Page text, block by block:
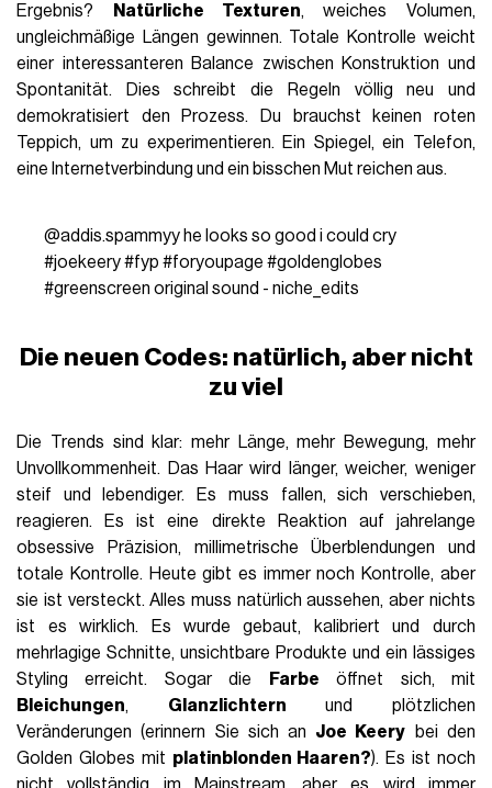
Ergebnis?
Natürliche Texturen, weiches Volumen,
ungleichmäßige Längen gewinnen. Totale Kontrolle weicht
einer interessanteren Balance zwischen Konstruktion und
Spontanität. Dies schreibt die Regeln völlig neu und
demokratisiert den Prozess. Du brauchst keinen roten
Teppich, um zu experimentieren. Ein Spiegel, ein Telefon,
eine Internetverbindung und ein bisschen Mut reichen aus.
@addis.spammyyhe looks so good i could cry
#joekeery#fyp #foryoupage #goldenglobes
#greenscreen original sound - niche_edits
Die neuen Codes: natürlich, aber nicht
zu viel
Die Trends sind klar: mehr Länge, mehr Bewegung, mehr
Unvollkommenheit. Das Haar wird länger, weicher, weniger
steif und lebendiger. Es muss fallen, sich verschieben,
reagieren. Es ist eine direkte Reaktion auf jahrelange
obsessive Präzision, millimetrische Überblendungen und
totale Kontrolle. Heute gibt es immer noch Kontrolle, aber
sie ist versteckt. Alles muss natürlich aussehen, aber nichts
ist es wirklich. Es wurde gebaut, kalibriert und durch
mehrlagige Schnitte, unsichtbare Produkte und ein lässiges
Styling erreicht. Sogar die
Farbe öffnet sich, mit
Bleichungen, Glanzlichtern und plötzlichen
Veränderungen (erinnern Sie sich an Joe Keery bei den
Golden Globes mit platinblonden Haaren?). Es ist noch
nicht vollständig im Mainstream, aber es wird immer